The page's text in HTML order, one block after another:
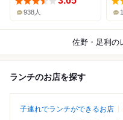
938人
佐野・足利 の
ランチのお店を探す
子連れでランチができるお店